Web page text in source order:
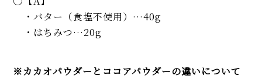
・バター（食塩不使用）…40g
・はちみつ…20g
※カカオパウダーとココアパウダーの違いについて